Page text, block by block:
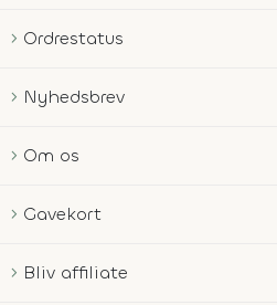
Ordrestatus
Nyhedsbrev
Om os
Gavekort
Bliv affiliate